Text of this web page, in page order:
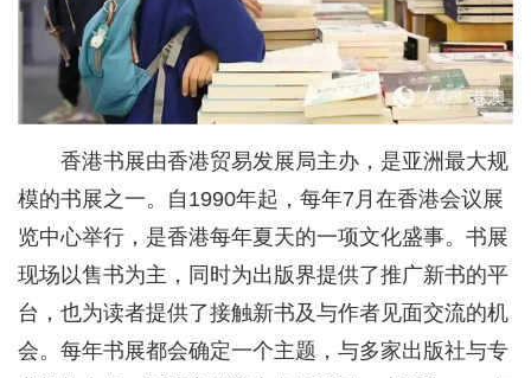
香港书展由香港贸易发展局主办，是亚洲最大规
模的书展之一。自1990年起，每年7月在香港会议展
览中心举行，是香港每年夏天的一项文化盛事。书展
现场以售书为主，同时为出版界提供了推广新书的平
台，也为读者提供了接触新书及与作者见面交流的机
会。每年书展都会确定一个主题，与多家出版社与专